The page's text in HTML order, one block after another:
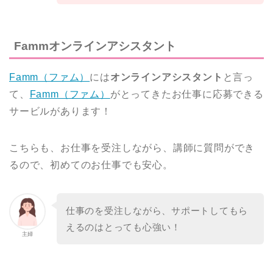
Fammオンラインアシスタント
Famm（ファム） にはオンラインアシスタント と言っ
て、
Famm（ファム） がとってきたお仕事に応募できる
サービルがあります！
こちらも、お仕事を受注しながら、講師に質問ができ
るので、初めてのお仕事でも安心。
主婦
仕事のを受注しながら、サポートしてもら
えるのはとっても心強い！